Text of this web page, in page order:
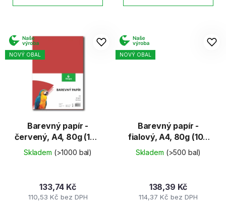
NOVÝ OBAL
Barevný papír -
červený, A4, 80g (100
listů)
Skladem (>1000 bal)
110,53 Kč bez DPH
133,74 Kč
NOVÝ OBAL
Barevný papír -
fialový, A4, 80g (100
listů)
Skladem (>500 bal)
114,37 Kč bez DPH
138,39 Kč